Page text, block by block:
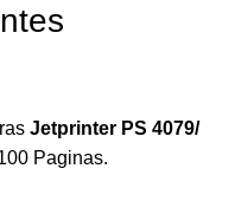
Jetprinter PS 4079/
Paginas.